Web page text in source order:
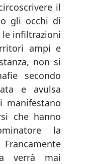
il
gli occhi di
infiltrazioni
ampi e
non si
secondo
e avulsa
manifestano
che hanno
la
verrà mai